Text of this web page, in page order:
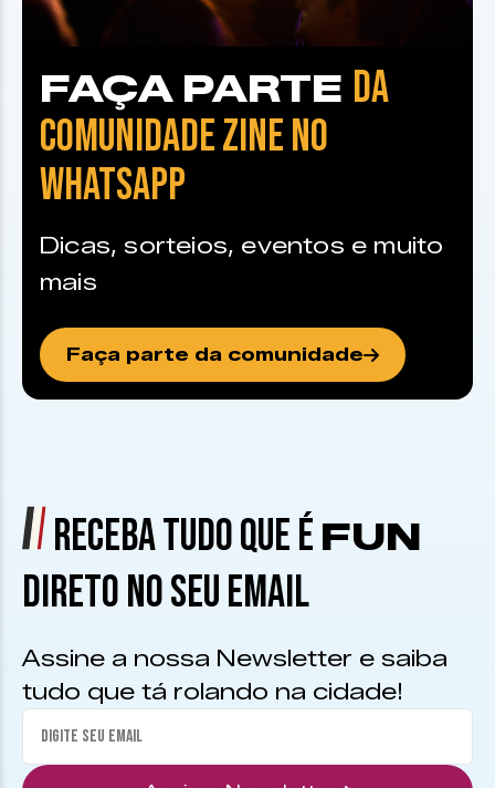
FAÇA PARTE DA
COMUNIDADE ZINE NO
WHATSAPP
Dicas, sorteios, eventos e muito
mais
Faça parte da comunidade
RECEBA TUDO QUE É FUN
DIRETO NO SEU EMAIL
Assine a nossa Newsletter e saiba
tudo que tá rolando na cidade!